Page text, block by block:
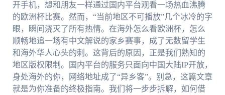
开手机，想和朋友一样通过国内平台观看一场热血沸腾
的欧洲杯比赛。然而，“当前地区不可播放”几个冰冷的字
眼，瞬间浇灭了所有热情。在海外怎么看欧洲杯，怎么
顺畅地追一场有中文解说的家乡赛事，成了无数留学生
和海外华人心头的刺。这背后的原因，正是我们熟知的
地区版权限制。国内平台的服务只面向中国大陆IP开放，
身处海外的你，网络地址成了“异乡客”。别急，这篇文章
就是为你准备的终极指南。我们将一步步拆解，如何借